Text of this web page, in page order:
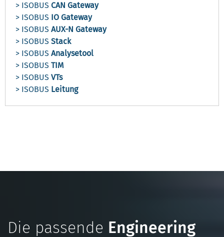
> ISOBUS CAN Gateway
> ISOBUS IO Gateway
> ISOBUS AUX-N Gateway
> ISOBUS Stack
> ISOBUS Analysetool
> ISOBUS TIM
> ISOBUS VTs
> ISOBUS Leitung
Die passende Engineering